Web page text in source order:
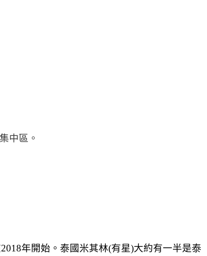
中區。
年開始。泰國米其林(有星)大約有一半是泰